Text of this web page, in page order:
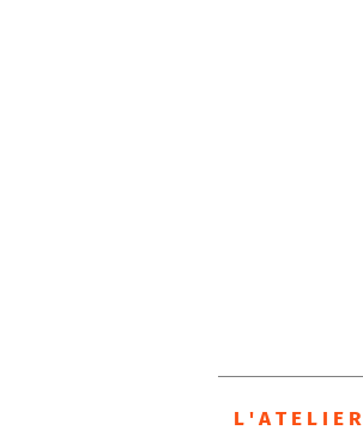
L ' A T E L I E R